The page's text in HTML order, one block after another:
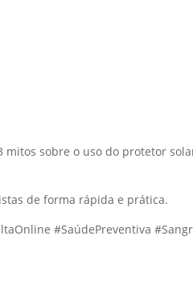
sobre o uso do protetor
de forma rápida e prática.
#SaúdePreventiva